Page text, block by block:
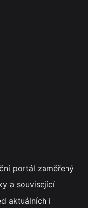
portál zaměřený
a související
aktuálních i